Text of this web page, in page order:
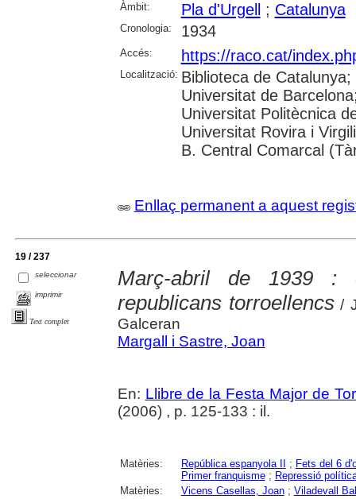
Àmbit:
Pla d'Urgell ; Catalunya
Cronologia: 1934
Accés: https://raco.cat/
Localització: Biblioteca de
Universitat de
Universitat Politècnica
Universitat Rovira i
B. Central Comarcal
Enllaç permanent a aquest
19 / 237
seleccionar
imprimir
Text complet
Març-abril de 1939 :
republicans torroellencs /
Galceran
Margall i Sastre, Joan
En: Llibre de la Festa Major de
(2006) , p. 125-133 : il.
Matèries: República espanyola II ; Fets del 6
Primer franquisme; Repressió
Matèries:
Vicens Casellas, Joan; Viladevall